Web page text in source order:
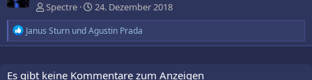
Spectre 24. Dezember 2018
R
e
t
Janus Sturn undAgustin Prada
Es gibt keine Kommentare zum Anzeigen